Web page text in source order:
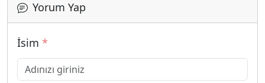
Yorum Yap
İsim *